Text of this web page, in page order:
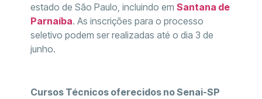
estado de São Paulo, incluindo em Santana de
Parnaíba. As inscrições para o processo
seletivo podem ser realizadas até o dia 3 de
junho.
Cursos Técnicos oferecidos no Senai-SP